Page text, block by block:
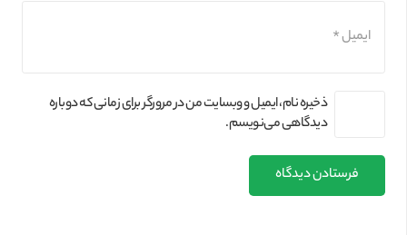
ذخیره نام، ایمیل و وبسایت من در مرورگر برای زمانی که دوباره
دیدگاهی می‌نویسم.
فرستادن دیدگاه